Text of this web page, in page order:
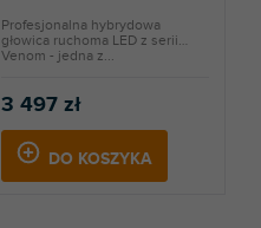
3 497 zł
DO KOSZYKA
Profesjonalna hybrydowa
głowica ruchoma LED z serii
Venom - jedna z...